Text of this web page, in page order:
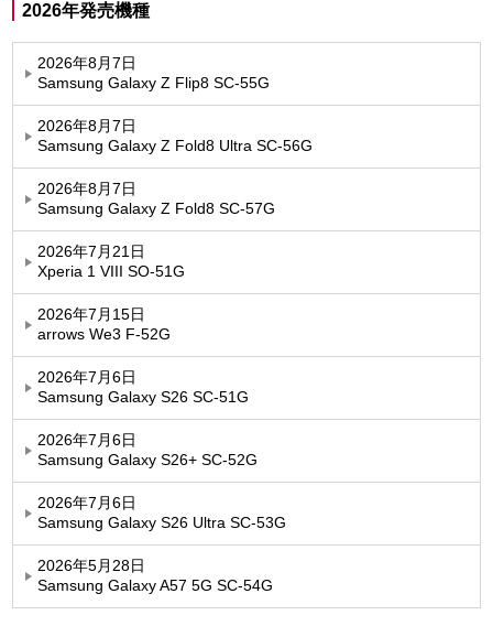
2026年発売機種
2026年8月7日
Samsung Galaxy Z Flip8 SC-55G
2026年8月7日
Samsung Galaxy Z Fold8 Ultra SC-56G
2026年8月7日
Samsung Galaxy Z Fold8 SC-57G
2026年7月21日
Xperia 1 VIII SO-51G
2026年7月15日
arrows We3 F-52G
2026年7月6日
Samsung Galaxy S26 SC-51G
2026年7月6日
Samsung Galaxy S26+ SC-52G
2026年7月6日
Samsung Galaxy S26 Ultra SC-53G
2026年5月28日
Samsung Galaxy A57 5G SC-54G